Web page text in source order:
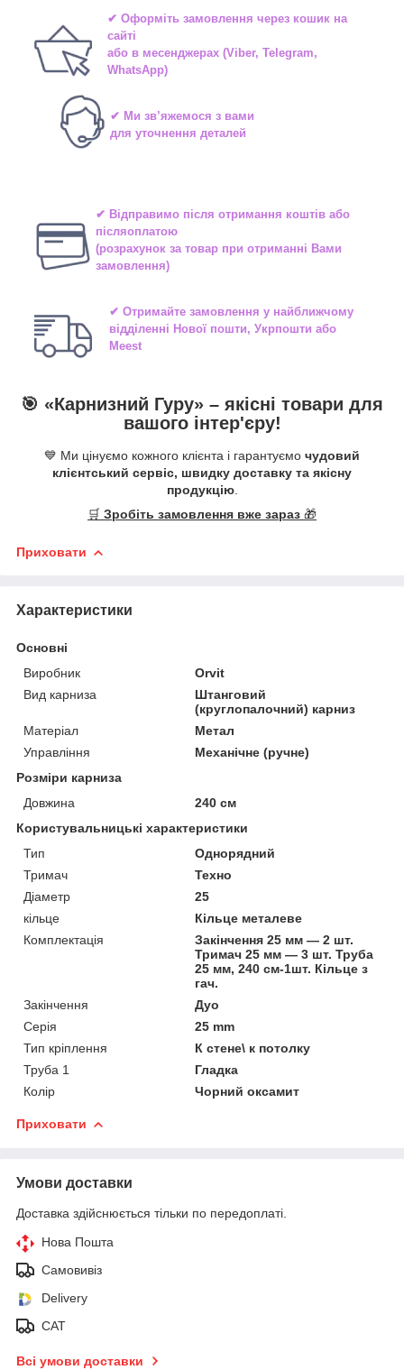
✔ Оформіть замовлення через кошик на
сайті
або в месенджерах(Viber, Telegram,
WhatsApp)
✔ Ми зв’яжемося з вами
для уточнення деталей
✔ Відправимо після отримання коштів або
післяоплатою
(розрахунок за товар при отриманні Вами
замовлення)
✔ Отримайте замовлення у найближчому
відділенні Нової пошти, Укрпошти або
Meest
🎯 «Карнизний Гуру» – якісні товари для
вашого інтер'єру!
💙 Ми цінуємо кожного клієнта і гарантуємо чудовий
клієнтський сервіс, швидку доставку та якісну
продукцію.
🛒 Зробіть замовлення вже зараз 🎁
Приховати
Характеристики
Основні
Виробник
Orvit
Вид карниза
Штанговий
(круглопалочний) карниз
Матеріал
Метал
Управління
Механічне (ручне)
Розміри карниза
Довжина
240 см
Користувальницькі характеристики
Тип
Однорядний
Тримач
Техно
Діаметр
25
кільце
Кільце металеве
Комплектація
Закінчення 25 мм — 2 шт.
Тримач 25 мм — 3 шт. Труба
25 мм, 240 см-1шт. Кільце з
гач.
Закінчення
Дуо
Серія
25 mm
Тип кріплення
К стене\ к потолку
Труба 1
Гладка
Колір
Чорний оксамит
Приховати
Умови доставки
Доставка здійснюється тільки по передоплаті.
Нова Пошта
Самовивіз
Delivery
САТ
Всі умови доставки